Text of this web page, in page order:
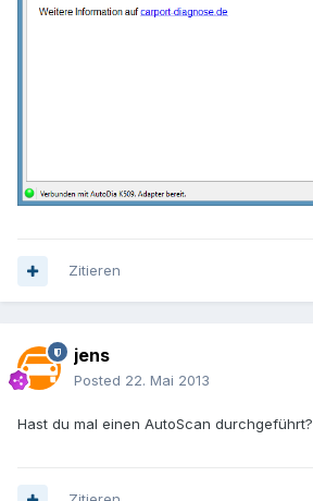
Zitieren
jens
Posted 22. Mai 2013
Hast du mal einen AutoScan durchgeführt?